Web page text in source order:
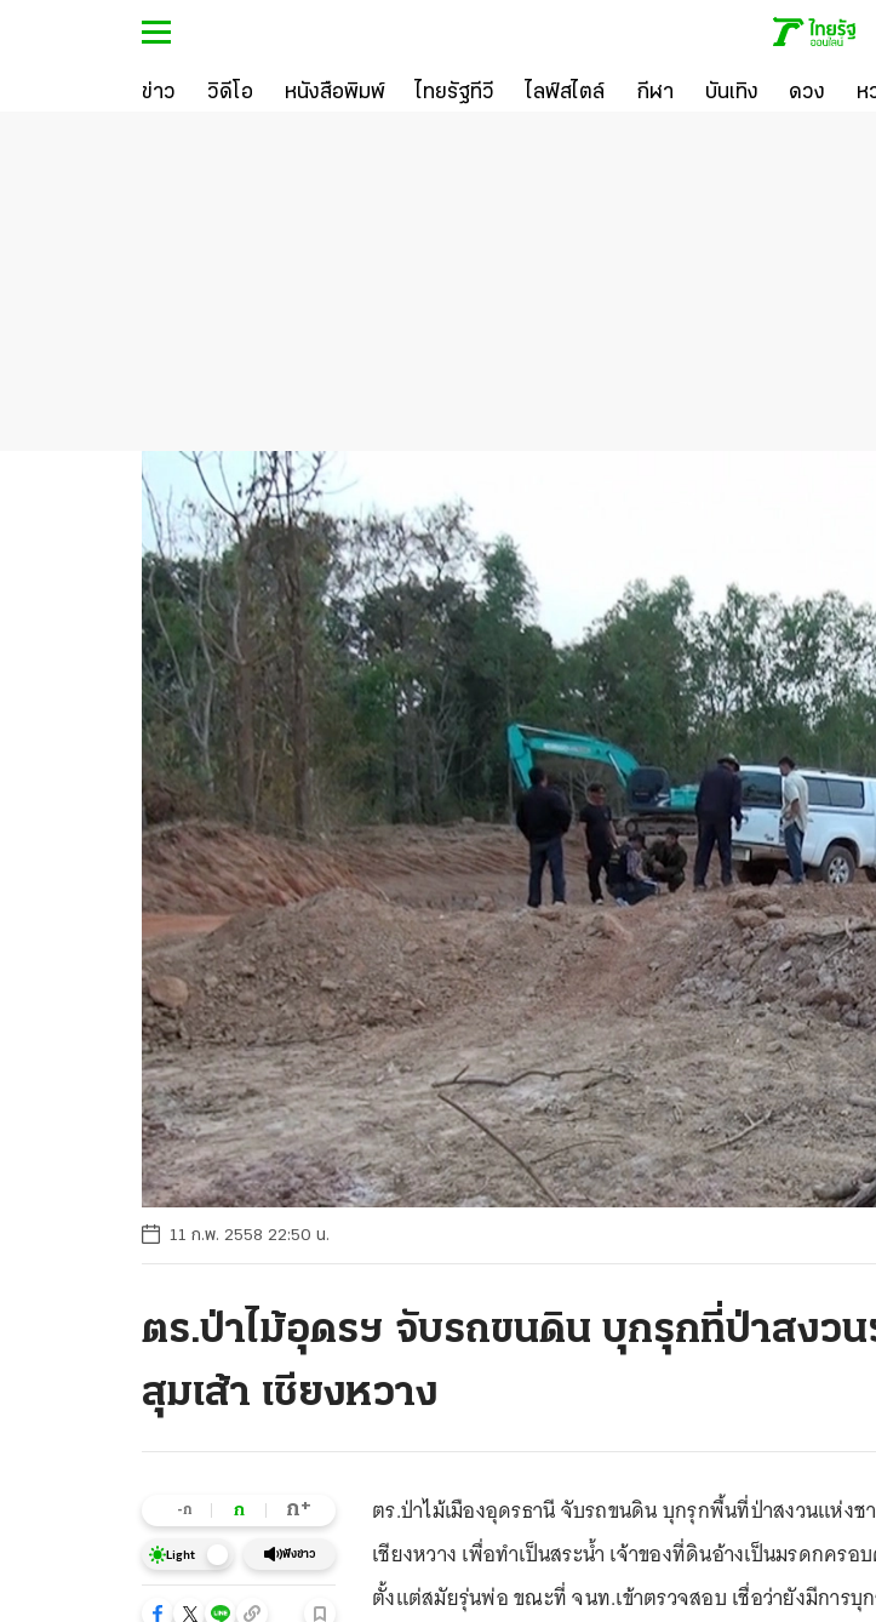
ข่าว วิดีโอ หนังสือพิมพ์ ไทยรัฐทีวี ไลฟ์สไตล์ กีฬา บันเทิง ดวง ห
11 ก.พ. 2558 22:50 น.
ตร.ป่าไม้อุดรฯ จับรถขนดิน บุกรุกที่ป่าสงว
สุมเส้า เชียงหวาง
-ก ก ก+
Light ฟังข่าว
ตร.ป่าไม้เมืองอุดรธานี จับรถขนดิน บุกรุกพื้นที่ป่าสงวนแห่งช
เชียงหวาง เพื่อทำเป็นสระน้ำ เจ้าของที่ดินอ้างเป็นมรดกคร
ตั้งแต่สมัยรุ่นพ่อ ขณะที่ จนท.เข้าตรวจสอบ เชื่อว่ายังมีการบุ